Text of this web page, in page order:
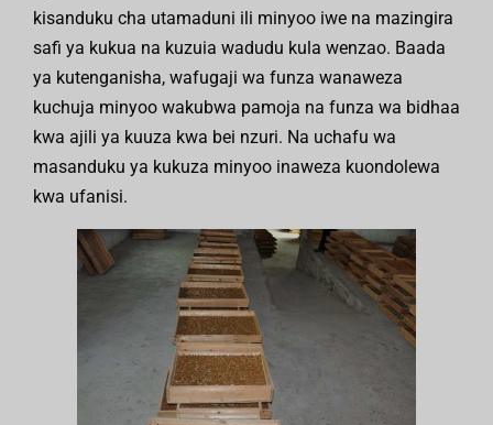
kisanduku cha utamaduni ili minyoo iwe na mazingira
safi ya kukua na kuzuia wadudu kula wenzao. Baada
ya kutenganisha, wafugaji wa funza wanaweza
kuchuja minyoo wakubwa pamoja na funza wa bidhaa
kwa ajili ya kuuza kwa bei nzuri. Na uchafu wa
masanduku ya kukuza minyoo inaweza kuondolewa
kwa ufanisi.